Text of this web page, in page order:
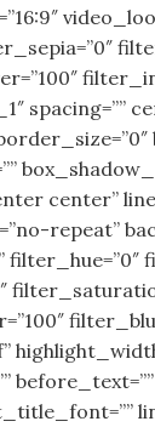
center”
repeat”